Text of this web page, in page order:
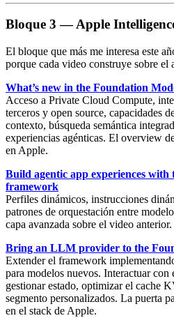
Bloque 3 — Apple
El bloque que más me interesa este
porque cada video construye sobre el
What’s new in the Foundation
Acceso a Private Cloud Compute,
terceros y open source, capacidades
contexto, búsqueda semántica
experiencias agénticas. El overview
en Apple.
Build agentic app experiences
framework
Perfiles dinámicos, instrucciones
patrones de orquestación entre
capa avanzada sobre el video anterior.
Bring an LLM provider to the
Extender el framework
para modelos nuevos. Interactuar con
gestionar estado, optimizar el cache
segmento personalizados. La puerta
en el stack de Apple.